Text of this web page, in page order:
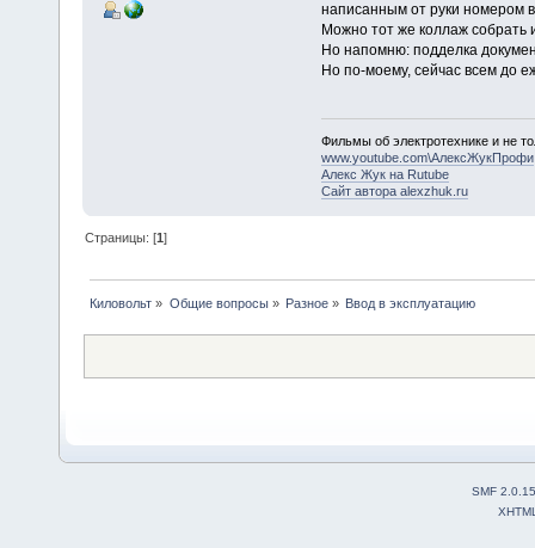
написанным от руки номером
Можно тот же коллаж собрать
Но напомню: подделка
Но по-моему, сейчас всем до
Фильмы об электротехнике и не
www.youtube.com\АлексЖукПрофи
Алекс Жук на Rutube
Сайт автора alexzhuk.ru
Страницы: [1]
Киловольт » Общие вопросы» Разное» Ввод в эксплуатацию
SMF 2.0.15